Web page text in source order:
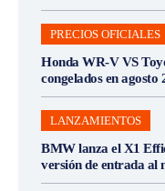
PRECIOS OFICIALES
Honda WR-V VS
congelados en agosto
LANZAMIENTOS
BMW lanza el X1
versión de entrada al